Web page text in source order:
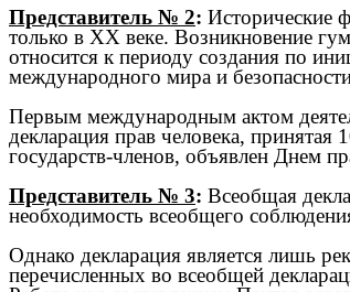
Представитель № 2: Исторические
только в XX веке. Возникновение
относится к периоду создания по
международного мира и
Первым международным актом
декларация прав человека,
государств-членов, объявлен Днем
Представитель № 3: Всеобщая
необходимость всеобщего
Однако декларация является лишь
перечисленных во всеобщей